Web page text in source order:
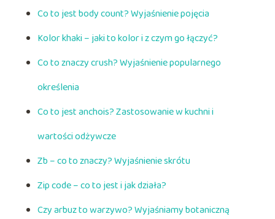
Co to jest body count? Wyjaśnienie pojęcia
Kolor khaki – jaki to kolor i z czym go łączyć?
Co to znaczy crush? Wyjaśnienie popularnego
określenia
Co to jest anchois? Zastosowanie w kuchni i
wartości odżywcze
Zb – co to znaczy? Wyjaśnienie skrótu
Zip code – co to jest i jak działa?
Czy arbuz to warzywo? Wyjaśniamy botaniczną